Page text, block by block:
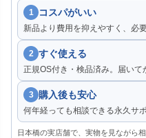
1 コスパがいい
新品より費用を抑えやすく、必
2 すぐ使える
正規OS付き・検品済み。届いて
3 購入後も安心
何年経っても相談できる永久サ
日本橋の実店舗で、実物を見ながら相